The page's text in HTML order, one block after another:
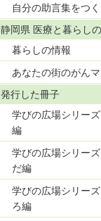
自分の助言集をつく
静岡県 医療と暮らし
暮らしの情報
あなたの街のがん
発行した冊子
学びの広場シリー
編
学びの広場シリー
だ編
学びの広場シリー
ろ編